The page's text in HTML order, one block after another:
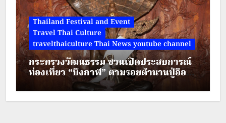
Thailand Festival and Event
Travel Thai Culture
travelthaiculture Thai News youtube channel
กระทรวงวัฒนธรรม ชวนเปิดประสบการณ์
ท่องเที่ยว “บึงกาฬ” ตามรอยตำนานปู่อือลือ
ผสานศรัทธา สายมู และการผจญภัย
ท่ามกลางธรรมชาติ